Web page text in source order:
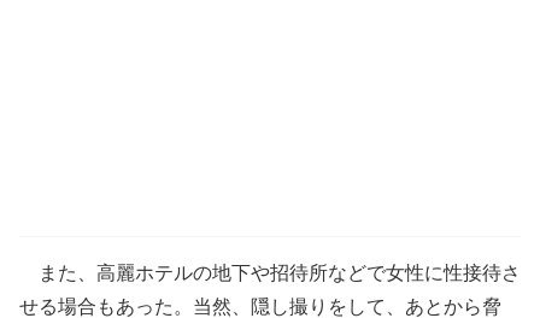
また、高麗ホテルの地下や招待所などで女性に性接待さ
せる場合もあった。当然、隠し撮りをして、あとから脅